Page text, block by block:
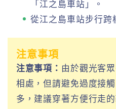
「江之島車站」。
從江之島車站步行跨
注意事項
注意事項： 由於觀光客
相處，但請避免過度接
多，建議穿著方便行走